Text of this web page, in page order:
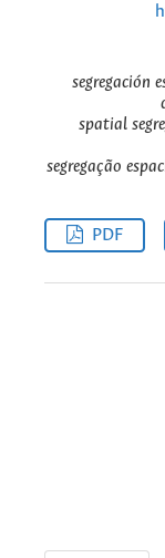
segregación
spatial
segregação
PDF